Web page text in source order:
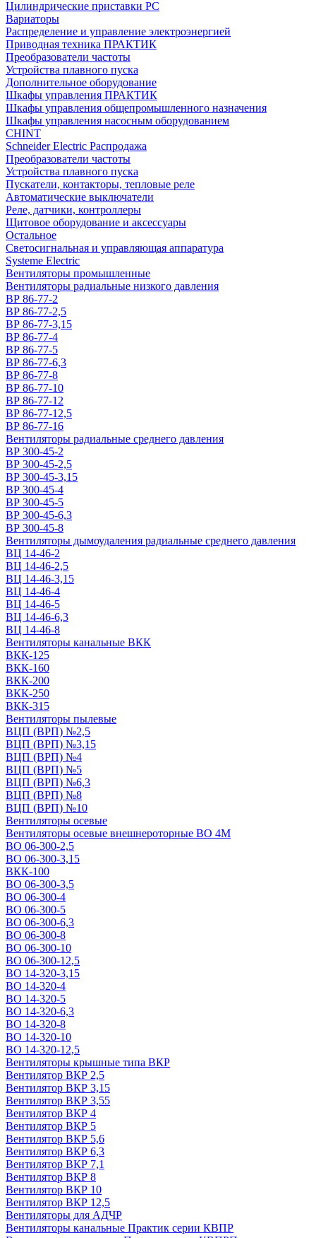
Цилиндрические приставки PC
Вариаторы
Распределение и управление электроэнергией
Приводная техника ПРАКТИК
Преобразователи частоты
Устройства плавного пуска
Дополнительное оборудование
Шкафы управления ПРАКТИК
Шкафы управления общепромышленного назначения
Шкафы управления насосным оборудованием
CHINT
Schneider Electric Распродажа
Преобразователи частоты
Устройства плавного пуска
Пускатели, контакторы, тепловые реле
Автоматические выключатели
Реле, датчики, контроллеры
Щитовое оборудование и аксессуары
Остальное
Светосигнальная и управляющая аппаратура
Systeme Electric
Вентиляторы промышленные
Вентиляторы радиальные низкого давления
ВР 86-77-2
ВР 86-77-2,5
ВР 86-77-3,15
ВР 86-77-4
ВР 86-77-5
ВР 86-77-6,3
ВР 86-77-8
ВР 86-77-10
ВР 86-77-12
ВР 86-77-12,5
ВР 86-77-16
Вентиляторы радиальные среднего давления
ВР 300-45-2
ВР 300-45-2,5
ВР 300-45-3,15
ВР 300-45-4
ВР 300-45-5
ВР 300-45-6,3
ВР 300-45-8
Вентиляторы дымоудаления радиальные среднего давления
ВЦ 14-46-2
ВЦ 14-46-2,5
ВЦ 14-46-3,15
ВЦ 14-46-4
ВЦ 14-46-5
ВЦ 14-46-6,3
ВЦ 14-46-8
Вентиляторы канальные ВКК
ВКК-125
ВКК-160
ВКК-200
ВКК-250
ВКК-315
Вентиляторы пылевые
ВЦП (ВРП) №2,5
ВЦП (ВРП) №3,15
ВЦП (ВРП) №4
ВЦП (ВРП) №5
ВЦП (ВРП) №6,3
ВЦП (ВРП) №8
ВЦП (ВРП) №10
Вентиляторы осевые
Вентиляторы осевые внешнероторные ВО 4М
ВО 06-300-2,5
ВО 06-300-3,15
ВКК-100
ВО 06-300-3,5
ВО 06-300-4
ВО 06-300-5
ВО 06-300-6,3
ВО 06-300-8
ВО 06-300-10
ВО 06-300-12,5
ВО 14-320-3,15
ВО 14-320-4
ВО 14-320-5
ВО 14-320-6,3
ВО 14-320-8
ВО 14-320-10
ВО 14-320-12,5
Вентиляторы крышные типа ВКР
Вентилятор ВКР 2,5
Вентилятор ВКР 3,15
Вентилятор ВКР 3,55
Вентилятор ВКР 4
Вентилятор ВКР 5
Вентилятор ВКР 5,6
Вентилятор ВКР 6,3
Вентилятор ВКР 7,1
Вентилятор ВКР 8
Вентилятор ВКР 10
Вентилятор ВКР 12,5
Вентиляторы для АДЧР
Вентиляторы канальные Практик серии КВПР